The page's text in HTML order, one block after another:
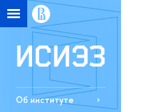
Об институте